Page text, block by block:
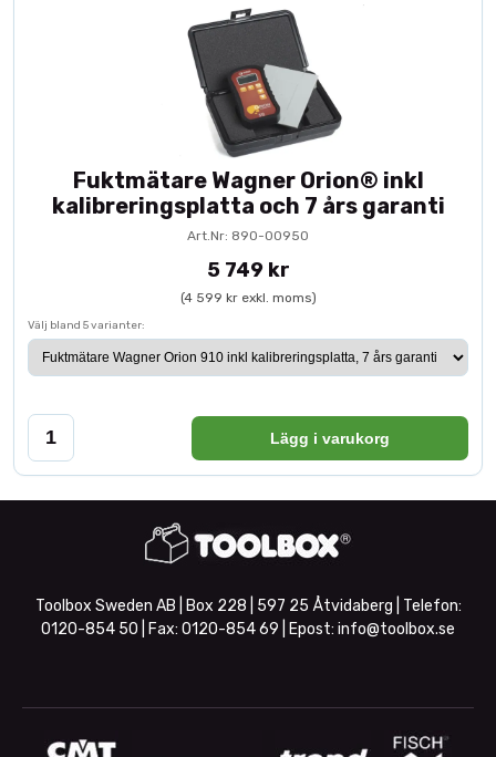
Fuktmätare Wagner Orion® inkl
kalibreringsplatta och 7 års garanti
Art.Nr: 890-00950
5 749 kr
(4 599 kr exkl. moms)
Välj bland 5 varianter:
Lägg i varukorg
Toolbox Sweden AB | Box 228 | 597 25 Åtvidaberg | Telefon:
0120-854 50 | Fax: 0120-854 69 | Epost: info@toolbox.se